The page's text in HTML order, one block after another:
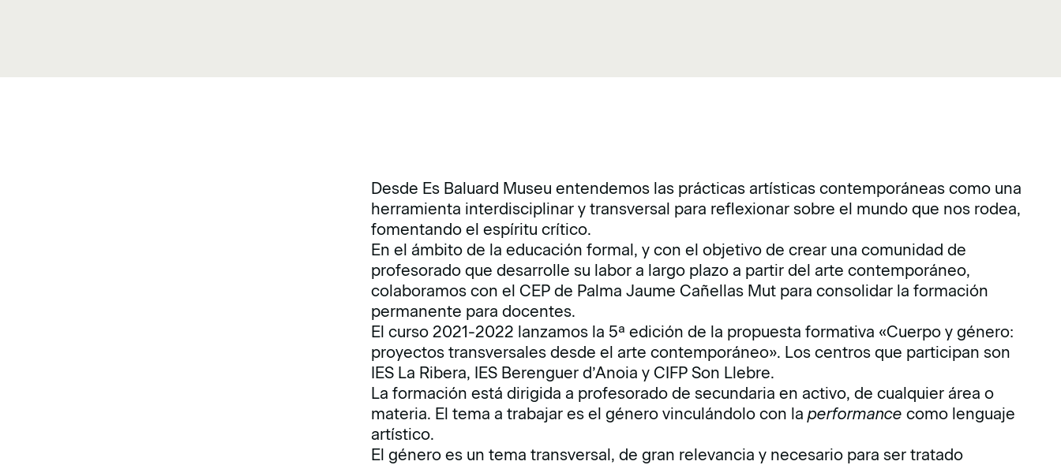
Desde Es Baluard Museu entendemos las prácticas artísticas contemporáneas como una
herramienta interdisciplinar y transversal para reflexionar sobre el mundo que nos rodea,
fomentando el espíritu crítico.
En el ámbito de la educación formal, y con el objetivo de crear una comunidad de
profesorado que desarrolle su labor a largo plazo a partir del arte contemporáneo,
colaboramos con el CEP de Palma Jaume Cañellas Mut para consolidar la formación
permanente para docentes.
El curso 2021-2022 lanzamos la 5ª edición de la propuesta formativa «Cuerpo y género:
proyectos transversales desde el arte contemporáneo». Los centros que participan son
IES La Ribera, IES Berenguer d’Anoia y CIFP Son Llebre.
La formación está dirigida a profesorado de secundaria en activo, de cualquier área o
materia. El tema a trabajar es el género vinculándolo con laperformance como lenguaje
artístico.
El género es un tema transversal, de gran relevancia y necesario para ser tratado